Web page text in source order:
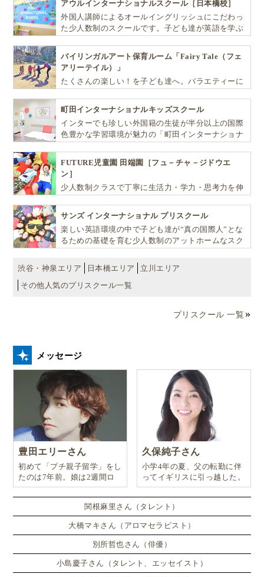
アウルインターナショナルスクール［日本橋校］
外国人講師によるオールイングリッシュにこだわっ
た少人数制のスクールです。子ども達が英語を学ぶ
バイリンガルアート保育ルーム「Fairy Tale（フェ
アリーテイル）」
たくさんの楽しい！を子ども達へ。バラエティーに
『生きる力』を育てます。
町田インターナショナルキッズスクール
インターでも珍しい外国籍の生徒が半分以上の国際
色豊かな学習環境が魅力の「町田インターナショナ
FUTURE児童園 田端園［フュ－チャ－ジドウエ
ン］
少人数制クラスで丁寧に生活力・学力・思考力を伸
サンズ インターナショナル プリスクール
楽しい英語環境の中で子ども達が“真の国際人”とな
るための基礎を育む少人数制のアットホームなスク
渋谷・神泉エリア
日本橋エリア
立川エリア
その他人気のプリスクール一覧
プリスクール 一覧
メッセージ
豊田エリーさん
初めて「プチ親子留学」をし
たのは7年前。娘は2週間ロ
ンドンのサマースクールに通
い、英語劇に挑戦したり、
久保純子さん
小学4年の夏、父の転勤に伴
ってイギリスに引っ越した。
関根麻里さん（タレント）
大橋マキさん（アロマセラピスト）
別所哲也さん（俳優）
小島慶子さん（タレント、エッセイスト）